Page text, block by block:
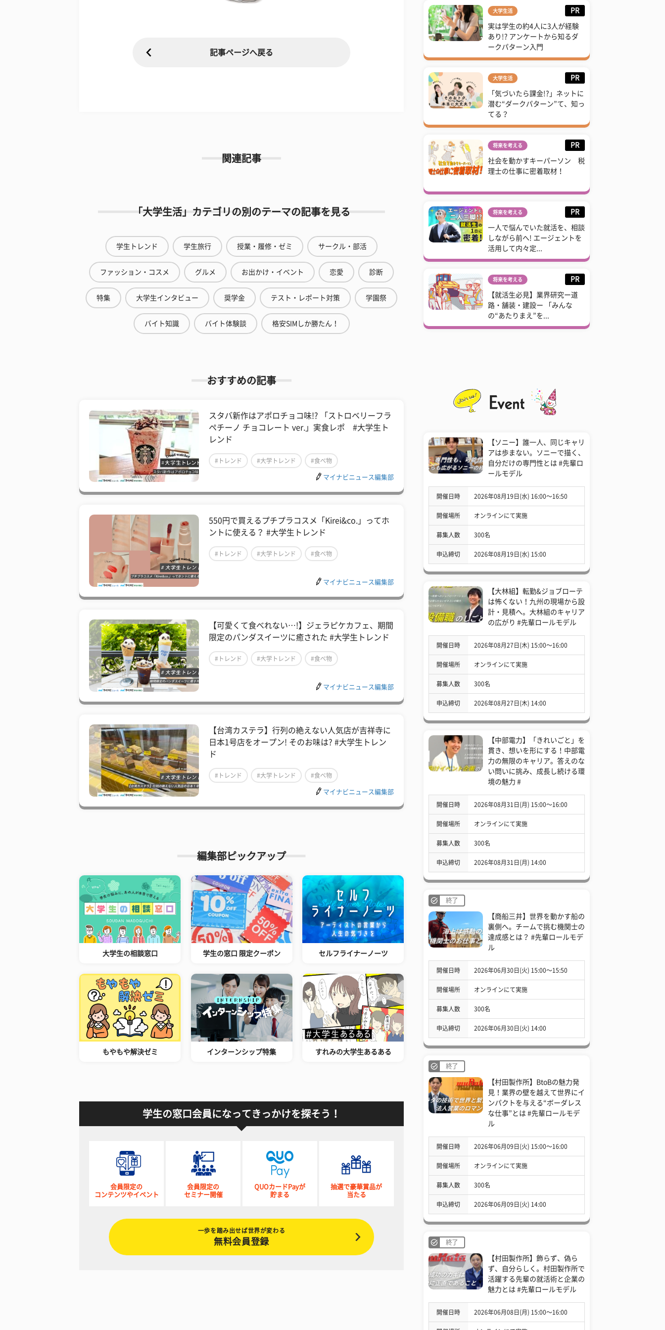
記事ページへ戻る
関連記事
「大学生活」カテゴリの別のテーマの記事を見る
学生トレンド 学生旅行 授業・履修・ゼミ サークル・部活
ファッション・コスメ グルメ お出かけ・イベント 恋愛 診断
特集 大学生インタビュー 奨学金 テスト・レポート対策 学園祭
バイト知識 バイト体験談 格安SIMしか勝たん！
おすすめの記事
スタバ新作はアポロチョコ味!? 「ストロベリーフラ
ペチーノ チョコレート ver.」実食レポ #大学生ト
レンド
#トレンド #大学トレンド #食べ物
マイナビニュース編集部
550円で買えるプチプラコスメ「Kirei&co.」ってホ
ントに使える？ #大学生トレンド
#トレンド #大学トレンド #食べ物
マイナビニュース編集部
【可愛くて食べれない…!】ジェラピケカフェ、期間
限定のパンダスイーツに癒された #大学生トレンド
#トレンド #大学トレンド #食べ物
マイナビニュース編集部
【台湾カステラ】行列の絶えない人気店が吉祥寺に
日本1号店をオープン! そのお味は? #大学生トレン
ド
#トレンド #大学トレンド #食べ物
マイナビニュース編集部
編集部ピックアップ
大学生の相談窓口 学生の窓口 限定クーポン セルフライナーノーツ
もやもや解決ゼミ インターンシップ特集 すれみの大学生あるある
学生の窓口会員になってきっかけを探そう！
会員限定の
コンテンツやイベント
会員限定の
セミナー開催
QUOカードPayが
貯まる
抽選で豪華賞品が
当たる
一歩を踏み出せば世界が変わる
無料会員登録
大学生活 PR
実は学生の約4人に3人が経験
あり!? アンケートから知るダ
ークパターン入門
大学生活 PR
「気づいたら課金!?」ネットに
潜む“ダークパターン”て、知っ
てる？
将来を考える PR
社会を動かすキーパーソン 税
理士の仕事に密着取材！
将来を考える PR
一人で悩んでいた就活を、相談
しながら前へ! エージェントを
活用して内々定...
将来を考える PR
【就活生必見】業界研究ー道
路・舗装・建設ー 「みんな
の“あたりまえ”を...
【ソニー】誰一人、同じキャリ
アは歩まない。ソニーで描く、
自分だけの専門性とは #先輩ロ
ールモデル
開催日時 2026年08月19日(水) 16:00〜16:50
開催場所 オンラインにて実施
募集人数 300名
申込締切 2026年08月19日(水) 15:00
【大林組】転勤&ジョブローテ
は怖くない！九州の現場から設
計・見積へ。大林組のキャリア
の広がり #先輩ロールモデル
開催日時 2026年08月27日(木) 15:00〜16:00
開催場所 オンラインにて実施
募集人数 300名
申込締切 2026年08月27日(木) 14:00
【中部電力】「きれいごと」を
貫き、想いを形にする！中部電
力の無限のキャリア。答えのな
い問いに挑み、成長し続ける環
境の魅力 #
開催日時 2026年08月31日(月) 15:00〜16:00
開催場所 オンラインにて実施
募集人数 300名
申込締切 2026年08月31日(月) 14:00
終了
【商船三井】世界を動かす船の
裏側へ。チームで挑む機関士の
達成感とは？ #先輩ロールモデ
ル
開催日時 2026年06月30日(火) 15:00〜15:50
開催場所 オンラインにて実施
募集人数 300名
申込締切 2026年06月30日(火) 14:00
終了
【村田製作所】BtoBの魅力発
見！業界の壁を越えて世界にイ
ンパクトを与える“ボーダレス
な仕事”とは #先輩ロールモデ
ル
開催日時 2026年06月09日(火) 15:00〜16:00
開催場所 オンラインにて実施
募集人数 300名
申込締切 2026年06月09日(火) 14:00
終了
【村田製作所】飾らず、偽ら
ず、自分らしく。村田製作所で
活躍する先輩の就活術と企業の
魅力とは #先輩ロールモデル
開催日時 2026年06月08日(月) 15:00〜16:00